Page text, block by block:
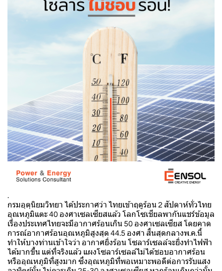
.
กรมอุตุนิยมวิทยา ได้ประกาศว่า ไทยเข้าฤดูร้อน 2 สัปดาห์ทั่วไทย
อุณหภูมิแตะ 40 องศาเซลเซียสแล้ว โลกโซเชียลพากันแชร์ข้อมูล
เรื่องประเทศไทยจะมีอากาศร้อนเกิน 50 องศาเซลเซียส โดยคาด
การณ์อากาศร้อนอุณหภูมิสูงสุด 44.5 องศา สิ้นสุดกลางพ.ค.นี้
ทำให้บางท่านเข้าใจว่า อากาศยิ่งร้อน โซลาร์เซลล์จะยิ่งทำไฟฟ้า
ได้มากขึ้น แต่ที่จริงแล้ว แผงโซลาร์เซลล์ไม่ได้ชอบอากาศร้อน
หรืออุณหภูมิที่สูงมาก ซึ่งอุณหภูมิที่พอเหมาะพอดีต่อการรับแสง